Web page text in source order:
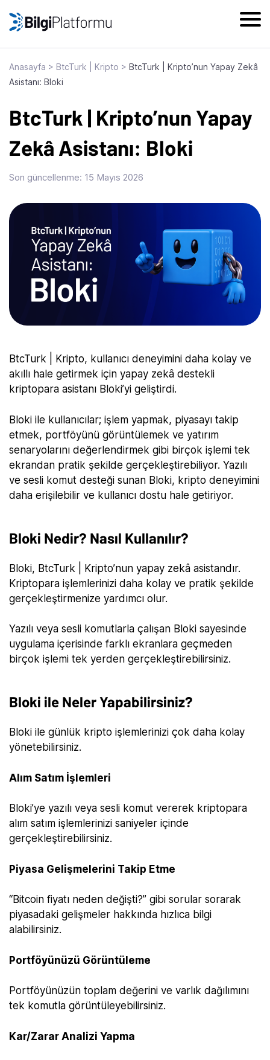
Anasayfa > BtcTurk | Kripto > BtcTurk | Kripto’nun Yapay Zekâ
Asistanı: Bloki
BtcTurk | Kripto’nun Yapay
Zekâ Asistanı: Bloki
Son güncellenme: 15 Mayıs 2026
BtcTurk | Kripto, kullanıcı deneyimini daha kolay ve
akıllı hale getirmek için yapay zekâ destekli
kriptopara asistanı Bloki’yi geliştirdi.
Bloki ile kullanıcılar; işlem yapmak, piyasayı takip
etmek, portföyünü görüntülemek ve yatırım
senaryolarını değerlendirmek gibi birçok işlemi tek
ekrandan pratik şekilde gerçekleştirebiliyor. Yazılı
ve sesli komut desteği sunan Bloki, kripto deneyimini
daha erişilebilir ve kullanıcı dostu hale getiriyor.
Bloki Nedir? Nasıl Kullanılır?
Bloki, BtcTurk | Kripto’nun yapay zekâ asistandır.
Kriptopara işlemlerinizi daha kolay ve pratik şekilde
gerçekleştirmenize yardımcı olur.
Yazılı veya sesli komutlarla çalışan Bloki sayesinde
uygulama içerisinde farklı ekranlara geçmeden
birçok işlemi tek yerden gerçekleştirebilirsiniz.
Bloki ile Neler Yapabilirsiniz?
Bloki ile günlük kripto işlemlerinizi çok daha kolay
yönetebilirsiniz.
Alım Satım İşlemleri
Bloki’ye yazılı veya sesli komut vererek kriptopara
alım satım işlemlerinizi saniyeler içinde
gerçekleştirebilirsiniz.
Piyasa Gelişmelerini Takip Etme
“Bitcoin fiyatı neden değişti?” gibi sorular sorarak
piyasadaki gelişmeler hakkında hızlıca bilgi
alabilirsiniz.
Portföyünüzü Görüntüleme
Portföyünüzün toplam değerini ve varlık dağılımını
tek komutla görüntüleyebilirsiniz.
Kar/Zarar Analizi Yapma